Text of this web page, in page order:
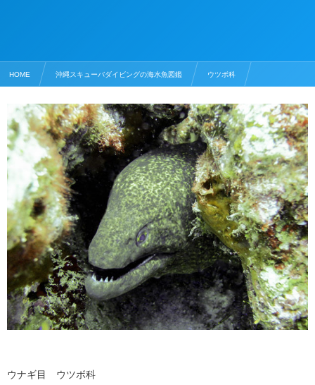
HOME 沖縄スキューバダイビングの海水魚図鑑 ウツボ科
ウナギ目 ウツボ科